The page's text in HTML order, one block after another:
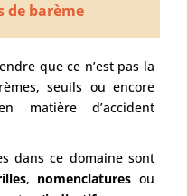
de barème
que ce n’est pas la
seuils ou encore
matière d’accident
dans ce domaine sont
, nomenclatures ou